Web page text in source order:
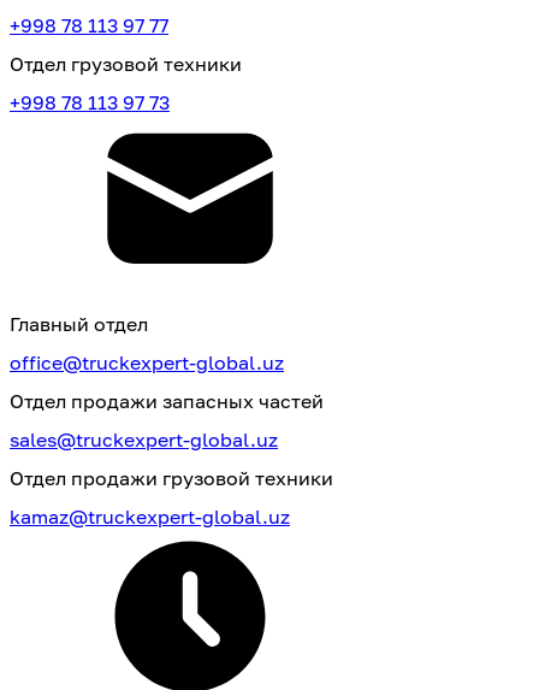
+998 78 113 97 77
Отдел грузовой техники
+998 78 113 97 73
Главный отдел
office@truckexpert-global.uz
Отдел продажи запасных частей
sales@truckexpert-global.uz
Отдел продажи грузовой техники
kamaz@truckexpert-global.uz